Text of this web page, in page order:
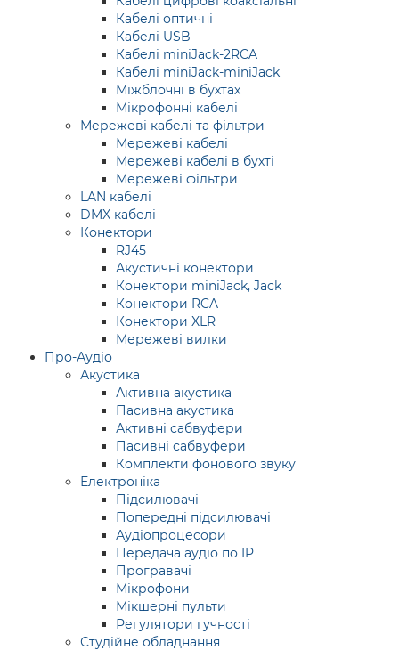
Кабелі оптичні
Кабелі USB
Кабелі miniJack-2RCA
Кабелі miniJack-miniJack
Міжблочні в бухтах
Мікрофонні кабелі
Мережеві кабелі та фільтри
Мережеві кабелі
Мережеві кабелі в бухті
Мережеві фільтри
LAN кабелі
DMX кабелі
Конектори
RJ45
Акустичні конектори
Конектори miniJack, Jack
Конектори RCA
Конектори XLR
Мережеві вилки
Про-Аудіо
Акустика
Активна акустика
Пасивна акустика
Активні сабвуфери
Пасивні сабвуфери
Комплекти фонового звуку
Електроніка
Підсилювачі
Попередні підсилювачі
Аудіопроцесори
Передача аудіо по IP
Програвачі
Мікрофони
Мікшерні пульти
Регулятори гучності
Студійне обладнання